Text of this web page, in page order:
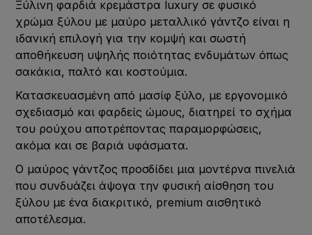
Ξύλινη φαρδιά κρεμάστρα luxury σε φυσικό
χρώμα ξύλου με μαύρο μεταλλικό γάντζο είναι η
ιδανική επιλογή για την κομψή και σωστή
αποθήκευση υψηλής ποιότητας ενδυμάτων όπως
σακάκια, παλτό και κοστούμια.
Κατασκευασμένη από μασίφ ξύλο, με εργονομικό
σχεδιασμό και φαρδείς ώμους, διατηρεί το σχήμα
του ρούχου αποτρέποντας παραμορφώσεις,
ακόμα και σε βαριά υφάσματα.
Ο μαύρος γάντζος προσδίδει μια μοντέρνα πινελιά
που συνδυάζει άψογα την φυσική αίσθηση του
ξύλου με ένα διακριτικό, premium αισθητικό
αποτέλεσμα.